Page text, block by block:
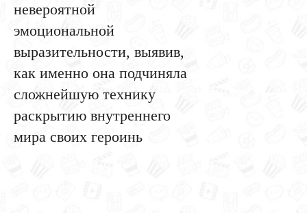
невероятной
эмоциональной
выразительности, выявив,
как именно она подчиняла
сложнейшую технику
раскрытию внутреннего
мира своих героинь